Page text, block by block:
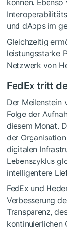
können.
und dApps im
Gleichzeitig
leistungsstarke
Netzwerk von
FedEx tritt
Der Meilenstein
Folge der
diesem Monat.
der
digitalen
Lebenszyklus
intelligentere
FedEx und
Verbesserung
Transparenz,
kontinuierlichen